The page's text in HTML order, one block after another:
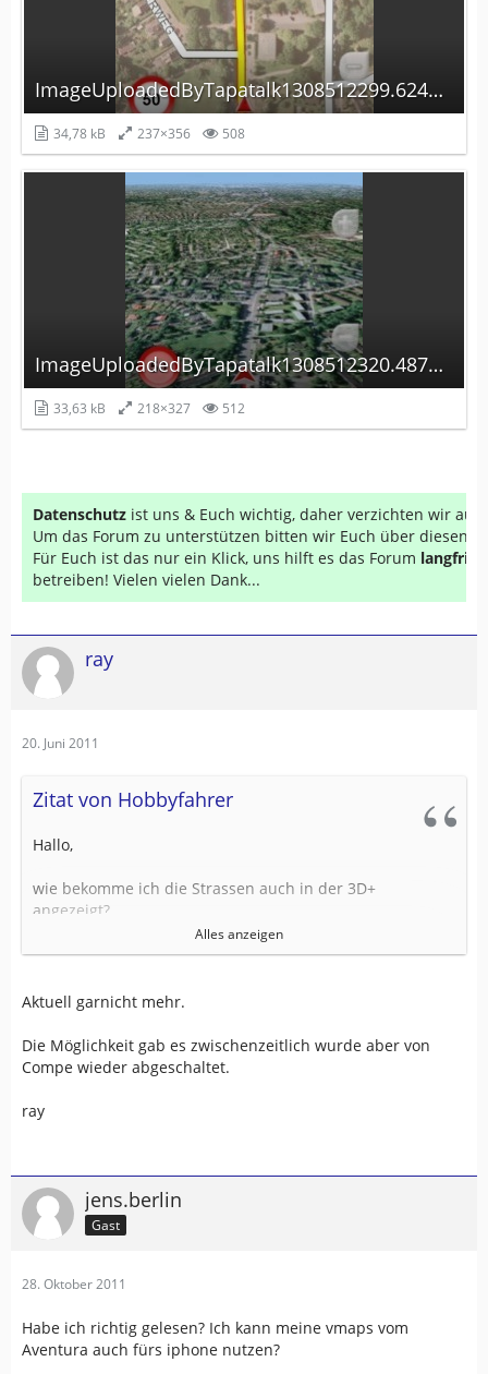
ImageUploadedByTapatalk1308512299.624604.jpg
34,78 kB 237×356 508
ImageUploadedByTapatalk1308512320.487491.jpg
33,63 kB 218×327 512
Datenschutz ist uns & Euch wichtig, daher verzichten wir auf
Um das Forum zu unterstützen bitten wir Euch über diesen
Für Euch ist das nur ein Klick, uns hilft es das Forum
betreiben! Vielen vielen Dank...
ray
20. Juni 2011
Zitat von Hobbyfahrer
Hallo,
wie bekomme ich die Strassen auch in der 3D+
angezeigt?
Alles anzeigen
Aktuell garnicht mehr.
Die Möglichkeit gab es zwischenzeitlich wurde aber von
Compe wieder abgeschaltet.
ray
jens.berlin
Gast
28. Oktober 2011
Habe ich richtig gelesen? Ich kann meine vmaps vom
Aventura auch fürs iphone nutzen?